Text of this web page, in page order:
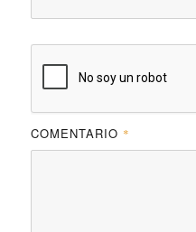
COMENTARIO *